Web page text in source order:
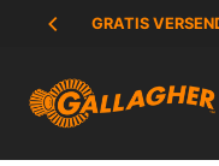
Slaan
inhoud
GRATIS